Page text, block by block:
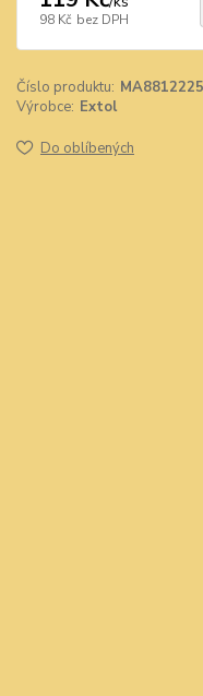
98 Kč bez DPH
Číslo produktu: MA8812225
Výrobce: Extol
Do oblíbených